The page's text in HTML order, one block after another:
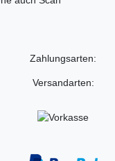
Zahlungsarten:
Versandarten: